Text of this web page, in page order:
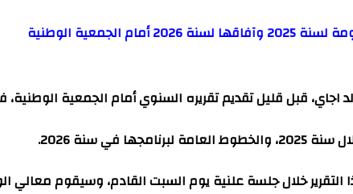
الجمعية الوطنية
ولد اجاي، قبل قليل تقديم تقريره السنوي أمام الجمعية
في سنة 2026.
خلال جلسة علنية يوم السبت القادم، وسيقوم معالي